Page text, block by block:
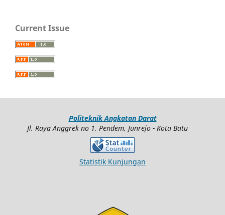
Current Issue
Politeknik Angkatan Darat
Jl. Raya Anggrek no 1, Pendem, Junrejo - Kota Batu
Statistik Kunjungan